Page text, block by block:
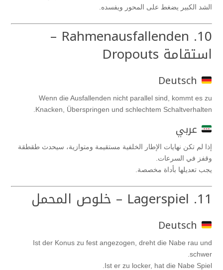
الشد الكبير يضغط على المحور ويفسده.
10. Rahmenausfallenden –
استقامة Dropouts
Wenn die Ausfallenden nicht parallel sind, kommt es zu
Knacken, Überspringen und schlechtem Schaltverhalten.
عربي
إذا لم تكن نهايات الإطار الخلفية مستقيمة ومتوازية، سيحدث طقطقة
وقفز في السرعات.
يجب تعديلها بأداة مخصصة.
11. Lagerspiel – خلوص المحمل
Ist der Konus zu fest angezogen, dreht die Nabe rau und
schwer.
Ist er zu locker, hat die Nabe Spiel.